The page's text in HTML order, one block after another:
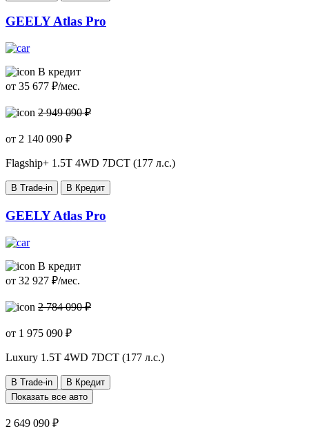
GEELY Atlas Pro
В кредит
от 35 677 ₽/мес.
2 949 090 ₽
от 2 140 090 ₽
Flagship+ 1.5T 4WD 7DCT (177 л.с.)
В Trade-in В Кредит
GEELY Atlas Pro
В кредит
от 32 927 ₽/мес.
2 784 090 ₽
от 1 975 090 ₽
Luxury 1.5T 4WD 7DCT (177 л.с.)
В Trade-in
В Кредит
Показать все авто
2 649 090 ₽